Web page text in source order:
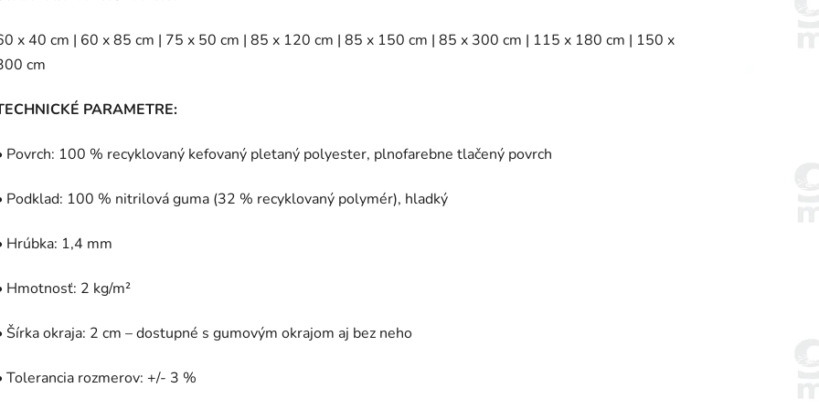
x 40 cm | 60 x 85 cm | 75 x 50 cm | 85 x 120 cm | 85 x 150 cm | 85 x 300 cm | 115 x 180 cm | 150 x
cm
PARAMETRE:
Povrch: 100 % recyklovaný kefovaný pletaný polyester, plnofarebne tlačený povrch
Podklad: 100 % nitrilová guma (32 % recyklovaný polymér), hladký
Hrúbka: 1,4 mm
Hmotnosť: 2 kg/m²
Šírka okraja: 2 cm – dostupné s gumovým okrajom aj bez neho
Tolerancia rozmerov: +/- 3 %